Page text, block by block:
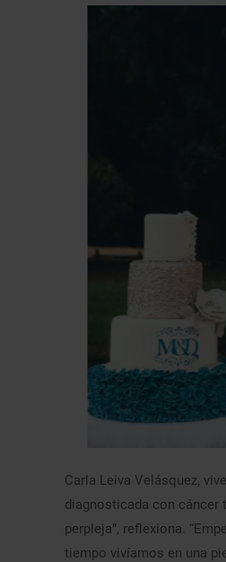
Carla Leiva Velásquez,
diagnosticada con cáncer
perpleja”, reflexiona.
tiempo vivíamos en una